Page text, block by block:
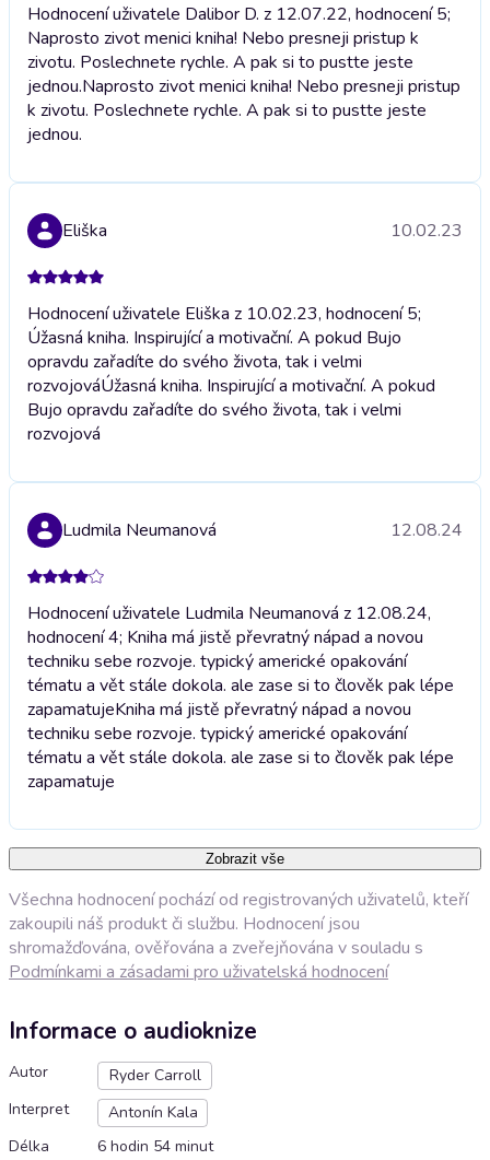
Hodnocení uživatele Dalibor D. z 12.07.22, hodnocení 5;
Naprosto zivot menici kniha! Nebo presneji pristup k
zivotu. Poslechnete rychle. A pak si to pustte jeste
jednou.Naprosto zivot menici kniha! Nebo presneji pristup
k zivotu. Poslechnete rychle. A pak si to pustte jeste
jednou.
Eliška 10.02.23
Hodnocení uživatele Eliška z 10.02.23, hodnocení 5;
Úžasná kniha. Inspirující a motivační. A pokud Bujo
opravdu zařadíte do svého života, tak i velmi
rozvojováÚžasná kniha. Inspirující a motivační. A pokud
Bujo opravdu zařadíte do svého života, tak i velmi
rozvojová
Ludmila Neumanová 12.08.24
Hodnocení uživatele Ludmila Neumanová z 12.08.24,
hodnocení 4; Kniha má jistě převratný nápad a novou
techniku sebe rozvoje. typický americké opakování
tématu a vět stále dokola. ale zase si to člověk pak lépe
zapamatujeKniha má jistě převratný nápad a novou
techniku sebe rozvoje. typický americké opakování
tématu a vět stále dokola. ale zase si to člověk pak lépe
zapamatuje
Zobrazit vše
Všechna hodnocení pochází od registrovaných uživatelů, kteří
zakoupili náš produkt či službu. Hodnocení jsou
shromažďována, ověřována a zveřejňována v souladu s
Podmínkami a zásadami pro uživatelská hodnocení
Informace o audioknize
Autor
Ryder Carroll
Interpret
Antonín Kala
Délka
6 hodin 54 minut